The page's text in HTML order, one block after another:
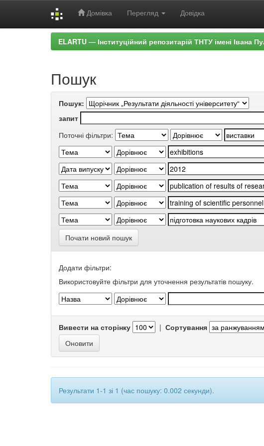
Домівка Перегляд Довідка
ELARTU — Інституційний репозитарій ТНТУ імені Івана
Пошук
Пошук:
запит
Поточні фільтри:
Почати новий пошук
Додати фільтри:
Використовуйте фільтри для уточнення результатів пошуку.
Вивести на сторінку | Сортування
Результати 1-1 зі 1 (час пошуку: 0.002 секунди).